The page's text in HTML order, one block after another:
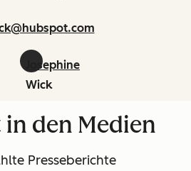
Josephine
Wick
linkedin
den Medien
Presseberichte